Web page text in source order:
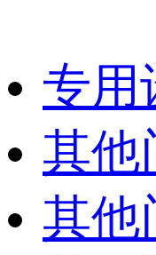
专用
其他
其他